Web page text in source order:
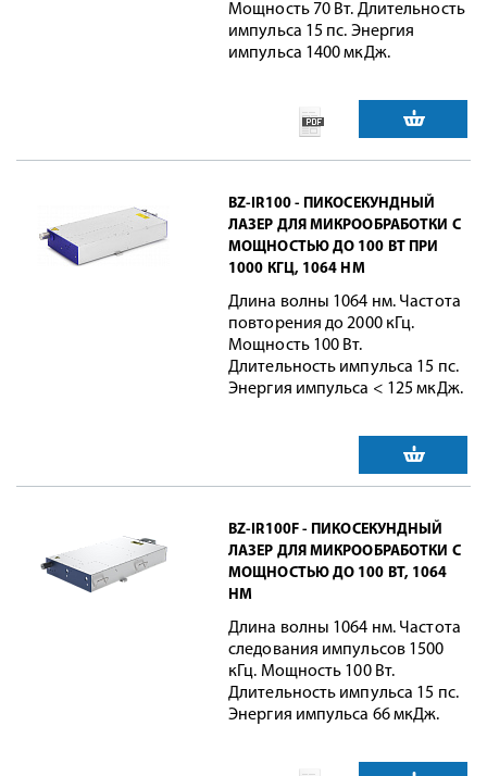
Мощность 70 Вт. Длительность
импульса 15 пс. Энергия
импульса 1400 мкДж.
BZ-IR100 - ПИКОСЕКУНДНЫЙ
ЛАЗЕР ДЛЯ МИКРООБРАБОТКИ С
МОЩНОСТЬЮ ДО 100 ВТ ПРИ
1000 КГЦ, 1064 НМ
Длина волны 1064 нм. Частота
повторения до 2000 кГц.
Мощность 100 Вт.
Длительность импульса 15 пс.
Энергия импульса < 125 мкДж.
BZ-IR100F - ПИКОСЕКУНДНЫЙ
ЛАЗЕР ДЛЯ МИКРООБРАБОТКИ С
МОЩНОСТЬЮ ДО 100 ВТ, 1064
НМ
Длина волны 1064 нм. Частота
следования импульсов 1500
кГц. Мощность 100 Вт.
Длительность импульса 15 пс.
Энергия импульса 66 мкДж.